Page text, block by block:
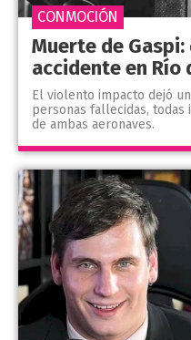
Muerte de
accidente en Río
El violento impacto dejó
personas fallecidas,
de ambas aeronaves.
CONMOCIÓN